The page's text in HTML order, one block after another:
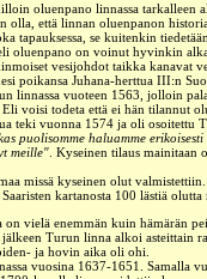
oluenpano linnassa tarkalleen
olla, että linnan oluenpanon
tapauksessa, se kuitenkin
oluenpano on voinut hyvinkin
vesijohdot taikka kanavat
poikansa Juhana-herttua III:n
linnassa vuoteen 1563, jolloin
Eli voisi todeta että ei hän tilannut
teki vuonna 1574 ja oli osoitettu
puolisomme haluamme
meille" . Kyseinen tilaus
missä kyseinen olut
kartanosta 100 lästiä olutta
vielä enemmän kuin hämärän
Turun linna alkoi asteittain
ja hovin aika oli ohi.
vuosina 1637-1651. Samalla